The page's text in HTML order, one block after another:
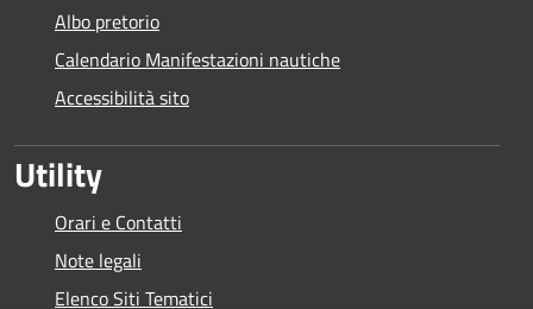
Albo pretorio
Calendario Manifestazioni nautiche
Accessibilità sito
Utility
Orari e Contatti
Note legali
Elenco Siti Tematici